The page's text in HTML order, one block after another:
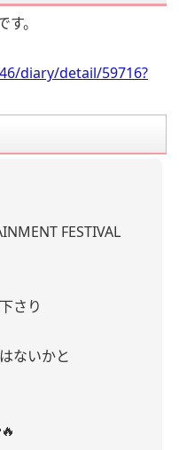
。
diary/detail/59716?
FESTIVAL
さり
ないかと